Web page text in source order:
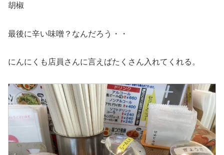
胡椒
最後に辛い味噌？なんだろう・・
にんにくも店員さんに言えばたくさん入れてくれる。